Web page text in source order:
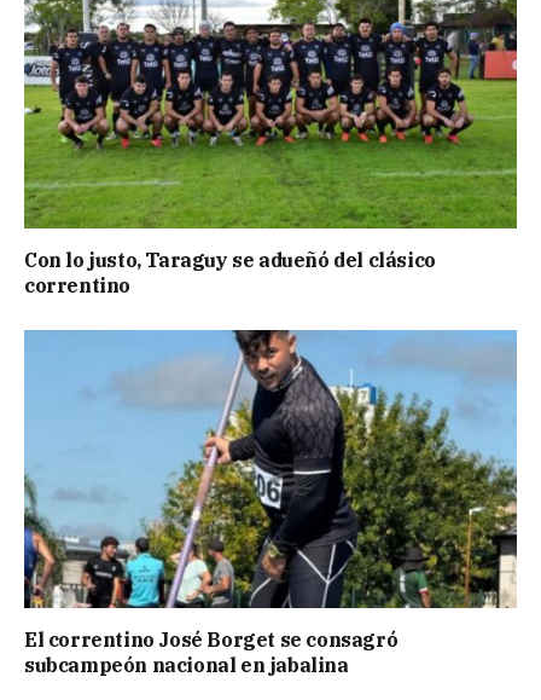
Con lo justo, Taraguy se adueñó del clásico
correntino
El correntino José Borget se consagró
subcampeón nacional en jabalina